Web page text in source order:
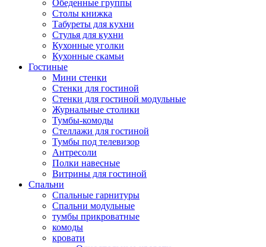
Обеденные группы
Столы книжка
Табуреты для кухни
Стулья для кухни
Кухонные уголки
Кухонные скамьи
Гостиные
Мини стенки
Стенки для гостиной
Стенки для гостиной модульные
Журнальные столики
Тумбы-комоды
Стеллажи для гостиной
Тумбы под телевизор
Антресоли
Полки навесные
Витрины для гостиной
Спальни
Спальные гарнитуры
Спальни модульные
тумбы прикроватные
комоды
кровати